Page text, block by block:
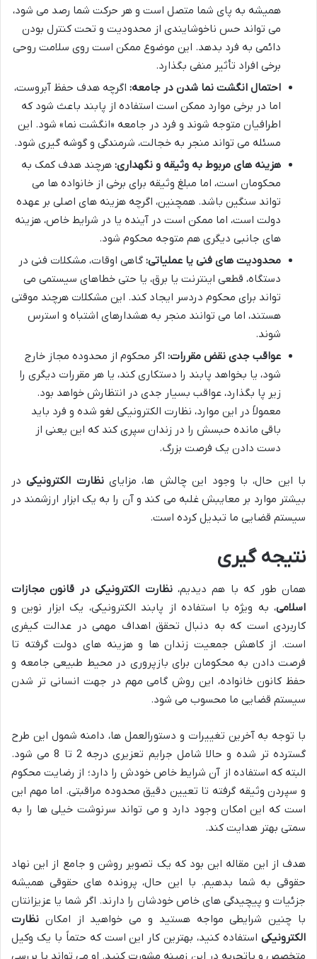
همیشه به پای شما متصل است و هر حرکت شما رصد می شود،
می تواند حس ناخوشایندی از محدودیت و تحت کنترل بودن
دائمی به فرد بدهد. این موضوع ممکن است روی سلامت روحی
برخی افراد تأثیر منفی بگذارد.
احتمال انگشت نما شدن در جامعه: اگرچه هدف حفظ آبروست،
اما در برخی موارد ممکن است استفاده از پابند باعث شود که
اطرافیان متوجه شوند و فرد در جامعه «انگشت نما» شود. این
مسئله می تواند منجر به خجالت، شرمندگی و گوشه گیری شود.
هزینه های مربوط به وثیقه و نگهداری: هرچند هدف کمک به
محکومان است، اما مبلغ وثیقه برای برخی از خانواده ها می
تواند سنگین باشد. همچنین، اگرچه هزینه های اصلی بر عهده
دولت است، اما ممکن است در آینده یا در شرایط خاص، هزینه
های جانبی دیگری هم متوجه محکوم شود.
محدودیت های فنی یا عملیاتی: گاهی اوقات، مشکلات فنی در
دستگاه، قطعی اینترنت یا برق، یا حتی خطاهای سیستمی می
تواند برای محکوم دردسر ایجاد کند. این مشکلات هرچند موقتی
هستند، اما می توانند منجر به هشدارهای اشتباه و استرس
شوند.
عواقب جدی نقض مقررات: اگر محکوم از محدوده مجاز خارج
شود، یا بخواهد پابند را دستکاری کند، یا هر مقررات دیگری را
زیر پا بگذارد، عواقب بسیار جدی در انتظارش خواهد بود.
معمولاً در این موارد، نظارت الکترونیکی لغو شده و فرد باید
باقی مانده حبسش را در زندان سپری کند که این یعنی از
دست دادن یک فرصت بزرگ.
با این حال، با وجود این چالش ها، مزایاینظارت الکترونیکیدر
بیشتر موارد بر معایبش غلبه می کند و آن را به یک ابزار ارزشمند در
سیستم قضایی ما تبدیل کرده است.
نتیجه گیری
همان طور که با هم دیدیم،نظارت الکترونیکی در قانون مجازات
اسلامی، به ویژه با استفاده از پابند الکترونیکی، یک ابزار نوین و
کاربردی است که به دنبال تحقق اهداف مهمی در عدالت کیفری
است. از کاهش جمعیت زندان ها و هزینه های دولت گرفته تا
فرصت دادن به محکومان برای بازپروری در محیط طبیعی جامعه و
حفظ کانون خانواده، این روش گامی مهم در جهت انسانی تر شدن
سیستم قضایی ما محسوب می شود.
با توجه به آخرین تغییرات و دستورالعمل ها، دامنه شمول این طرح
گسترده تر شده و حالا شامل جرایم تعزیری درجه 2 تا 8 می شود.
البته که استفاده از آن شرایط خاص خودش را دارد؛ از رضایت محکوم
و سپردن وثیقه گرفته تا تعیین دقیق محدوده مراقبتی. اما مهم این
است که این امکان وجود دارد و می تواند سرنوشت خیلی ها را به
سمتی بهتر هدایت کند.
هدف از این مقاله این بود که یک تصویر روشن و جامع از این نهاد
حقوقی به شما بدهیم. با این حال، پرونده های حقوقی همیشه
جزئیات و پیچیدگی های خاص خودشان را دارند. اگر شما یا عزیزانتان
با چنین شرایطی مواجه هستید و می خواهید از امکان نظارت
الکترونیکی استفاده کنید، بهترین کار این است که حتماً با یک وکیل